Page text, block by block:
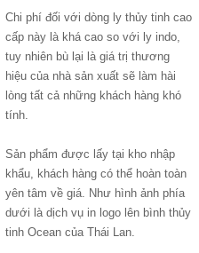
Chi phí đối với dòng ly thủy tinh cao
cấp này là khá cao so với ly indo,
tuy nhiên bù lại là giá trị thương
hiệu của nhà sản xuất sẽ làm hài
lòng tất cả những khách hàng khó
tính.
Sản phẩm được lấy tại kho nhập
khẩu, khách hàng có thể hoàn toàn
yên tâm về giá. Như hình ảnh phía
dưới là dịch vụ in logo lên bình thủy
tinh Ocean của Thái Lan.